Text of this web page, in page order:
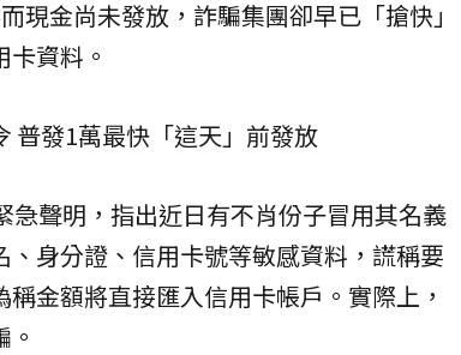
現金尚未發放，詐騙集團卻早已「搶快」
資料。
普發1萬最快「這天」前發放
急聲明，指出近日有不肖份子冒用其名義
身分證、信用卡號等敏感資料，謊稱要
金額將直接匯入信用卡帳戶。實際上，